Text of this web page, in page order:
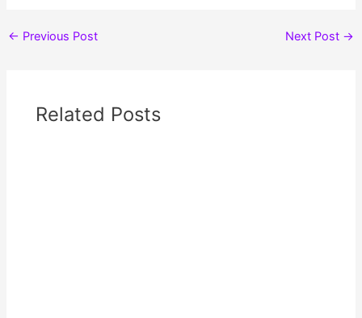
← Previous Post Next Post →
Related Posts